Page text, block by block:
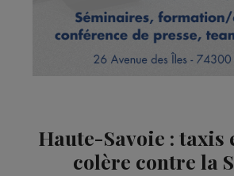
Haute-Savoie : taxis
colère contre la